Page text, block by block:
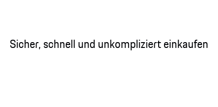
Sicher, schnell und unkompliziert einkaufen